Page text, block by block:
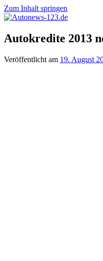
Zum Inhalt springen
Autonews-
123.de
Autonews
mit
Autokredite 2013
Veröffentlicht am 19. August